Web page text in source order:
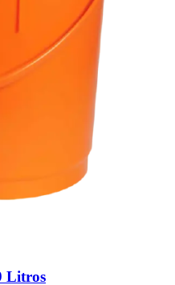
Litros